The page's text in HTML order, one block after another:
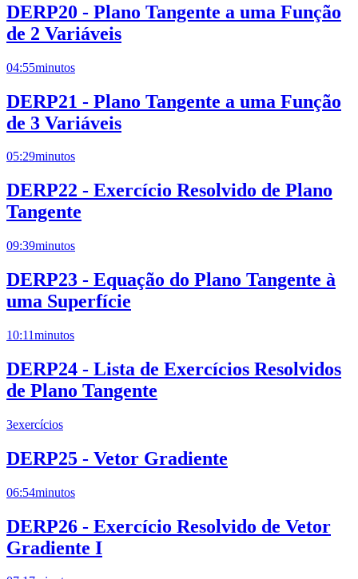
DERP20 - Plano Tangente a uma Função
de 2 Variáveis
04:55minutos
DERP21 - Plano Tangente a uma Função
de 3 Variáveis
05:29minutos
DERP22 - Exercício Resolvido de Plano
Tangente
09:39minutos
DERP23 - Equação do Plano Tangente à
uma Superfície
10:11minutos
DERP24 - Lista de Exercícios Resolvidos
de Plano Tangente
3exercícios
DERP25 - Vetor Gradiente
06:54minutos
DERP26 - Exercício Resolvido de Vetor
Gradiente I